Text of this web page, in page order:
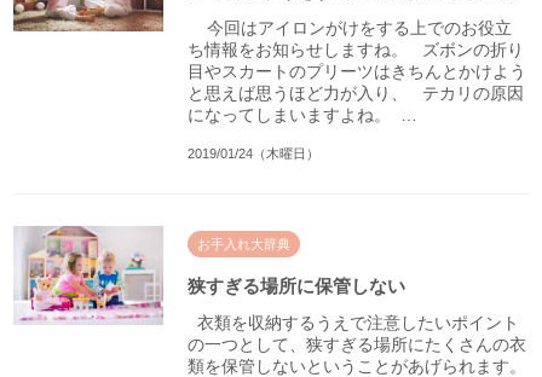
今回はアイロンがけをする上でのお役立
ち情報をお知らせしますね。 ズボンの折り
目やスカートのプリーツはきちんとかけよう
と思えば思うほど力が入り、 テカリの原因
になってしまいますよね。 …
2019/01/24（木曜日）
お手入れ大辞典
狭すぎる場所に保管しない
衣類を収納するうえで注意したいポイント
の一つとして、狭すぎる場所にたくさんの衣
類を保管しないということがあげられます。